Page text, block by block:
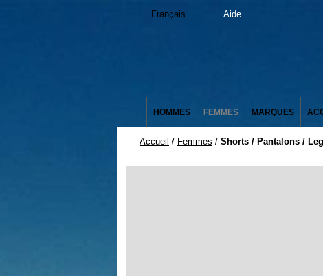
Français Aide
HOMMES FEMMES MARQUES
Accueil / Femmes / Shorts / Pantalons /